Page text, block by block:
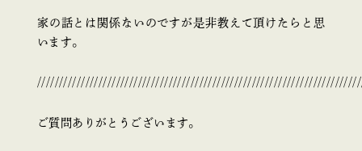
家の話とは関係ないのですが是非教えて頂けたらと思
います。
ご質問ありがとうございます。